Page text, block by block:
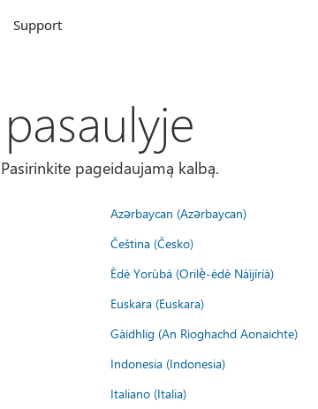
Support
pageidaujamą kalbą.
Azərbaycan (Azərbaycan)
Čeština (Česko)
Èdè Yorùbá (Orilẹ̀-èdè Nàìjíríà)
Euskara (Euskara)
Gàidhlig (An Rìoghachd Aonaichte)
Indonesia (Indonesia)
Italiano (Italia)